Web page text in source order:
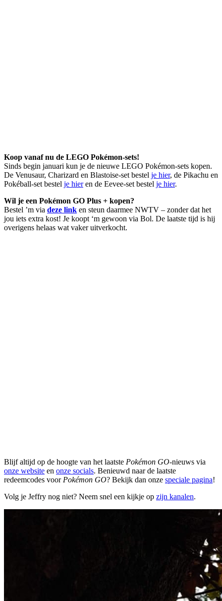
Koop vanaf nu de LEGO Pokémon-sets!
Sinds begin januari kun je de nieuwe LEGO Pokémon-sets kopen.
De Venusaur, Charizard en Blastoise-set bestel je hier, de Pikachu en
Pokéball-set bestel je hieren de Eevee-set bestel je hier.
Wil je een Pokémon GO Plus + kopen?
Bestel ’m via deze link en steun daarmee NWTV – zonder dat het
jou iets extra kost! Je koopt ‘m gewoon via Bol. De laatste tijd is hij
overigens helaas wat vaker uitverkocht.
Blijf altijd op de hoogte van het laatste Pokémon GO-nieuws via
onze website en onze socials. Benieuwd naar de laatste
redeemcodes voor Pokémon GO? Bekijk dan onze speciale pagina!
Volg je Jeffry nog niet? Neem snel een kijkje op zijn kanalen.